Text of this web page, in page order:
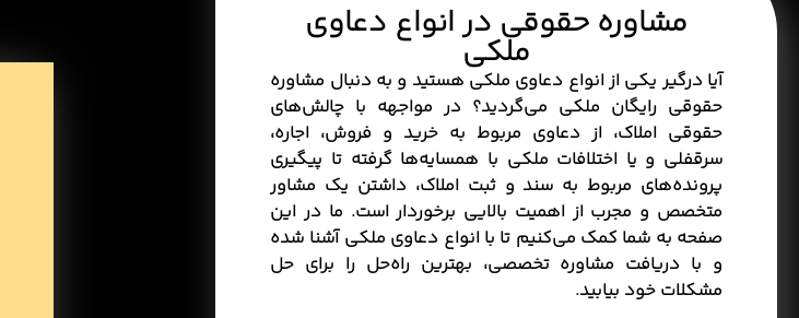
مشاوره حقوقی در انواع دعاوی
ملکی
آیا درگیر یکی از انواع دعاوی ملکی هستید و به دنبال مشاوره
حقوقی رایگان ملکی می‌گردید؟ در مواجهه با چالش‌های
حقوقی املاک، از دعاوی مربوط به خرید و فروش، اجاره،
سرقفلی و یا اختلافات ملکی با همسایه‌ها گرفته تا پیگیری
پرونده‌های مربوط به سند و ثبت املاک، داشتن یک مشاور
متخصص و مجرب از اهمیت بالایی برخوردار است. ما در این
صفحه به شما کمک می‌کنیم تا با انواع دعاوی ملکی آشنا شده
و با دریافت مشاوره تخصصی، بهترین راه‌حل را برای حل
مشکلات خود بیابید.